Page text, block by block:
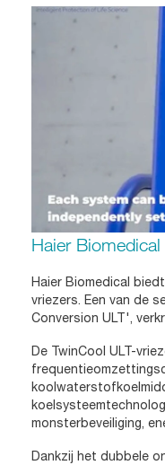
Haier
Haier Biomedical
vriezers. Een van de
Conversion ULT',
De TwinCool ULT-
monsterbeveiliging,
Dankzij het dubbele